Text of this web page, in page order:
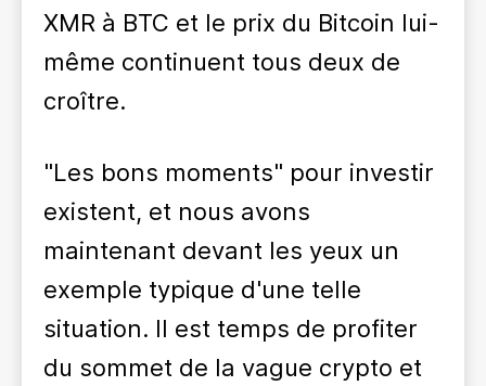
XMR à BTC et le prix du Bitcoin lui-
même continuent tous deux de
croître.
"Les bons moments" pour investir
existent, et nous avons
maintenant devant les yeux un
exemple typique d'une telle
situation. Il est temps de profiter
du sommet de la vague crypto et